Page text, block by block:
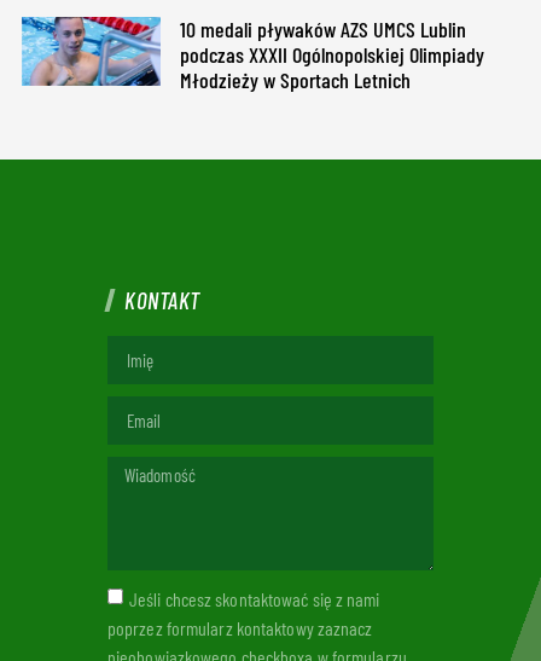
10 medali pływaków AZS UMCS Lublin
podczas XXXII Ogólnopolskiej Olimpiady
Młodzieży w Sportach Letnich
KONTAKT
Jeśli chcesz skontaktować się z nami
poprzez formularz kontaktowy zaznacz